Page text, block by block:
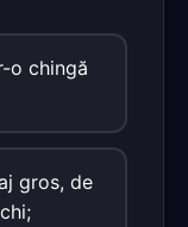
o chingă
gros, de